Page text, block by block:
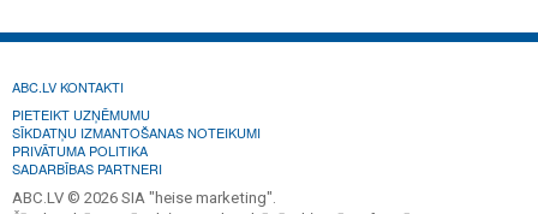
ABC.LV KONTAKTI
PIETEIKT UZŅĒMUMU
SĪKDATŅU IZMANTOŠANAS NOTEIKUMI
PRIVĀTUMA POLITIKA
SADARBĪBAS PARTNERI
ABC.LV © 2026 SIA "heise marketing".